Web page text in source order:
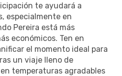
te ayudará a
especialmente en
Pereira está más
económicos. Ten en
el momento ideal para
un viaje lleno de
temperaturas agradables